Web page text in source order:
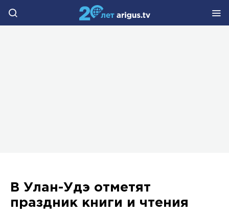
В Улан-Удэ отметят
праздник книги и чтения